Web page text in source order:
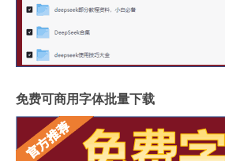
免费可商用字体批量下载